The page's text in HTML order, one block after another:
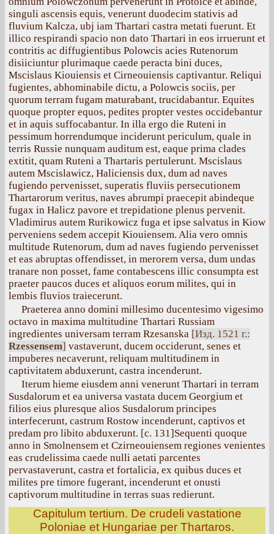
singuli ascensis equis, venerunt duodecim stativis ad
fluvium Kalcza, ubj iam Thartari castra metati fuerunt. Et
illico respirandi spacio non dato Thartari in eos irruerunt et
contritis ac diffugientibus Polowcis acies Rutenorum
disiiciuntur plurimaque caede peracta bini duces,
Mscislaus Kiouiensis et Cirneouiensis captivantur. Reliqui
fugientes, abhominabile dictu, a Polowcis sociis, per
quorum terram fugam maturabant, trucidabantur. Equites
quoque propter equos, pedites propter vestes occidebantur
et in aquis suffocabantur. In illa ergo die Ruteni in
pessimum horrendumque inciderunt periculum, quale in
terris Russie nunquam auditum est, eaque prima clades
extitit, quam Ruteni a Thartaris pertulerunt. Mscislaus
autem Mscislawicz, Haliciensis dux, dum ad naves
fugiendo pervenisset, superatis fluviis persecutionem
Thartarorum veritus, naves abrumpi praecepit abindeque
fugax in Halicz pavore et trepidatione plenus pervenit.
Vladimirus autem Rurikowicz fuga et ipse salvatus in Kiow
perveniens sedem accepit Kiouiensem. Alia vero omnis
multitude Rutenorum, dum ad naves fugiendo pervenisset
et eas abruptas offendisset, in merorem versa, dum undas
tranare non posset, fame contabescens illic consumpta est
praeter paucos duces et aliquos eorum milites, qui in
lembis fluvios traiecerunt.
Praeterea anno domini millesimo ducentesimo vigesimo
octavo in maxima multitudine Thartari Russiam
ingredientes universam terram Rzesanska [Изд. 1521 г.:
Rzessensem] vastaverunt, ducem occiderunt, senes et
impuberes necaverunt, reliquam multitudinem in
captivitatem abduxerunt, castra incenderunt.
Iterum hieme eiusdem anni venerunt Thartari in terram
Susdalorum et ea universa vastata ducem Georgium et
filios eius pluresque alios Susdalorum principes
interfecerunt, castrum Rostow incenderunt, captivos et
predam pro libito abduxerunt. [с. 131]Sequenti quoque
anno in Smolnensem et Czirneouiensem regiones venientes
eas crudelissima caede nulli aetati parcentes
pervastaverunt, castra et fortalicia, ex quibus duces et
milites pre timore fugerant, incenderunt et onusti
captivorum multitudine in terras suas redierunt.
Capitulum tertium. De crudeli vastatione
Poloniae et Hungariae per Thartaros.